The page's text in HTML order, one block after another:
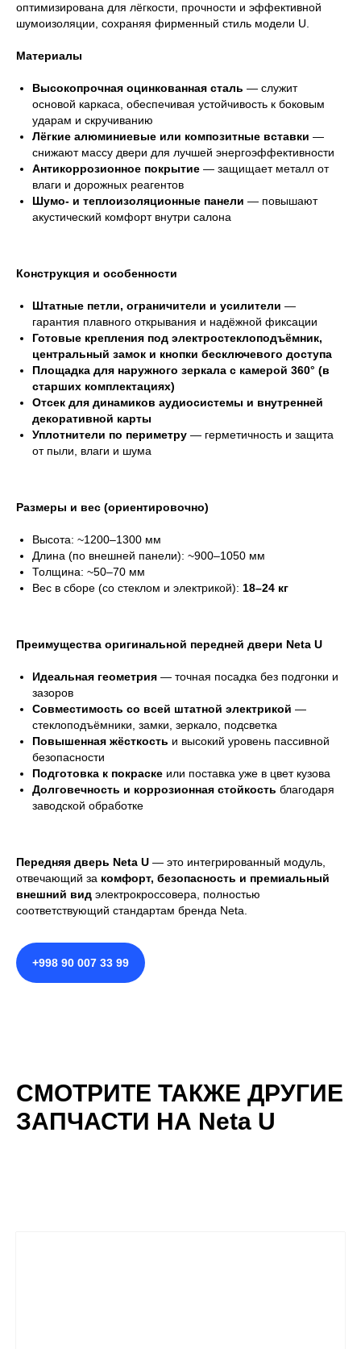
оптимизирована для лёгкости, прочности и эффективной
шумоизоляции, сохраняя фирменный стиль модели U.
Материалы
Высокопрочная оцинкованная сталь — служит
основой каркаса, обеспечивая устойчивость к боковым
ударам и скручиванию
Лёгкие алюминиевые или композитные вставки —
снижают массу двери для лучшей энергоэффективности
Антикоррозионное покрытие — защищает металл от
влаги и дорожных реагентов
Шумо- и теплоизоляционные панели — повышают
акустический комфорт внутри салона
Конструкция и особенности
Штатные петли, ограничители и усилители —
гарантия плавного открывания и надёжной фиксации
Готовые крепления под электростеклоподъёмник,
центральный замок и кнопки бесключевого доступа
Площадка для наружного зеркала с камерой 360° (в
старших комплектациях)
Отсек для динамиков аудиосистемы и внутренней
декоративной карты
Уплотнители по периметру — герметичность и защита
от пыли, влаги и шума
Размеры и вес (ориентировочно)
Высота: ~1200–1300 мм
Длина (по внешней панели): ~900–1050 мм
Толщина: ~50–70 мм
Вес в сборе (со стеклом и электрикой): 18–24 кг
Преимущества оригинальной передней двери Neta U
Идеальная геометрия — точная посадка без подгонки и
зазоров
Совместимость со всей штатной электрикой —
стеклоподъёмники, замки, зеркало, подсветка
Повышенная жёсткость и высокий уровень пассивной
безопасности
Подготовка к покраске или поставка уже в цвет кузова
Долговечность и коррозионная стойкость благодаря
заводской обработке
Передняя дверь Neta U — это интегрированный модуль,
отвечающий за комфорт, безопасность и премиальный
внешний вид электрокроссовера, полностью
соответствующий стандартам бренда Neta.
+998 90 007 33 99
СМОТРИТЕ ТАКЖЕ ДРУГИЕ
ЗАПЧАСТИ НА Neta U